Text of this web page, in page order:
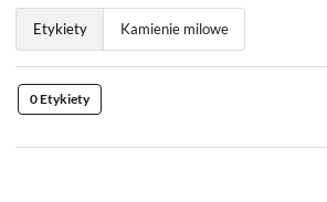
Etykiety Kamienie milowe
0 Etykiety